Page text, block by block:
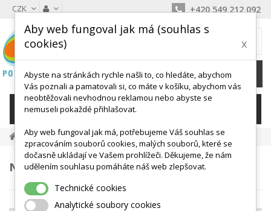
CZK +420 549 212 092
0 Kč
KATEGORIE
Naše Prodejny
NAŠE PRODEJNY
Aby web fungoval jak má (souhlas s
cookies)
x
Abyste na stránkách rychle našli to, co hledáte, abychom
Vás poznali a pamatovali si, co máte v košíku, abychom vás
neobtěžovali nevhodnou reklamou nebo abyste se
nemuseli pokaždé přihlašovat.
Aby web fungoval jak má, potřebujeme Váš souhlas se
zpracováním souborů cookies, malých souborů, které se
dočasně ukládají ve Vašem prohlížeči. Děkujeme, že nám
udělením souhlasu pomáháte náš web zlepšovat.
Technické cookies
Analytické soubory cookies